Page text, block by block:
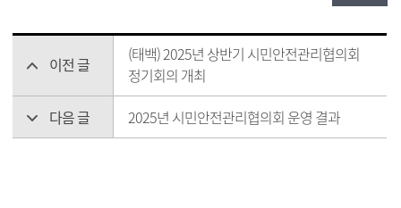
이전 글
(태백) 2025년 상반기 시민안전관리협의회
정기회의 개최
다음 글
2025년 시민안전관리협의회 운영 결과